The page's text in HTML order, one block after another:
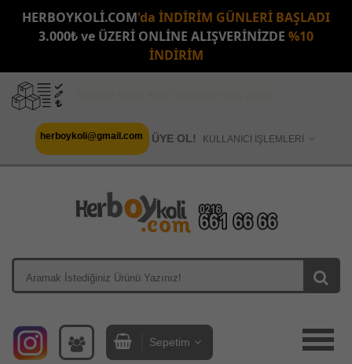
HERBOYKOLİ.COM'da İNDİRİM GÜNLERİ BAŞLADI
3.000₺ ve ÜZERİ ONLİNE ALIŞVERİNİZDE %10
İNDİRİM
KULLANICI İŞLEMLERİ
ÜYE OL!
herboykoli@gmail.com
Sepetim